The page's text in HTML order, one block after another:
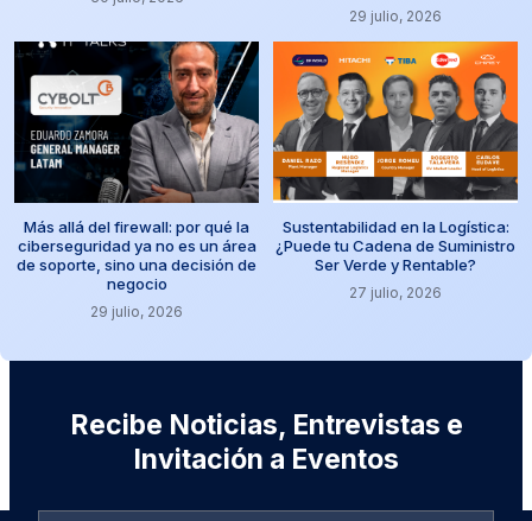
29 julio, 2026
Más allá del firewall: por qué la
ciberseguridad ya no es un área
de soporte, sino una decisión de
negocio
29 julio, 2026
Sustentabilidad en la Logística:
¿Puede tu Cadena de Suministro
Ser Verde y Rentable?
27 julio, 2026
Recibe Noticias, Entrevistas e
Invitación a Eventos